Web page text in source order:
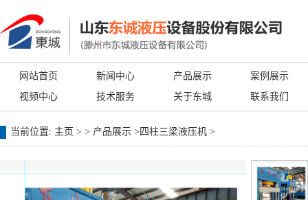
网站首页 新闻中心 产品展示
案例展示
视频中心
技术服务 关于东城 联系我们
当前位置: 主页 > > 产品展示 > 四柱三梁液压机 >